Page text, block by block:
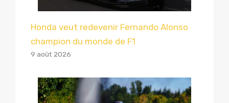
Honda veut redevenir Fernando Alonso
champion du monde de F1
9 août 2026